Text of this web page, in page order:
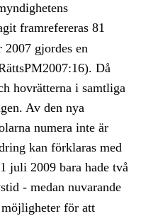
framrefereras 81
gjordes en
Då
hovrätterna i samtliga
Av den nya
numera inte är
kan förklaras med
juli 2009 bara hade två
- medan nuvarande
för att